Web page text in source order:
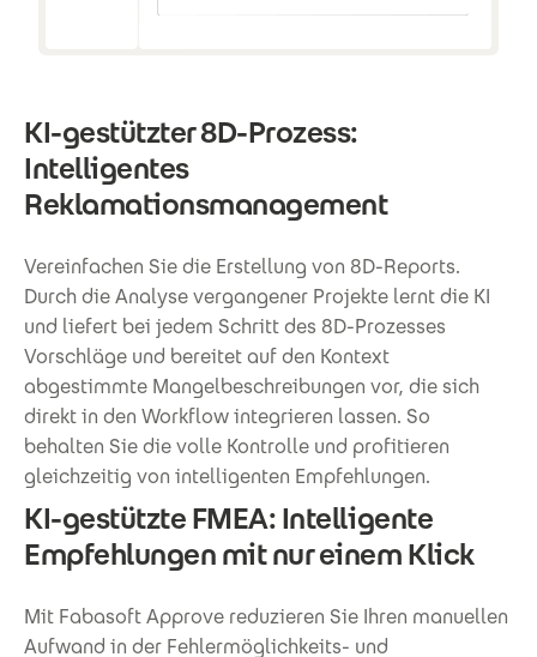
KI-gestützter 8D-Prozess:
Intelligentes
Reklamationsmanagement
Vereinfachen Sie die Erstellung von 8D-Reports.
Durch die Analyse vergangener Projekte lernt die KI
und liefert bei jedem Schritt des 8D-Prozesses
Vorschläge und bereitet auf den Kontext
abgestimmte Mangelbeschreibungen vor, die sich
direkt in den Workflow integrieren lassen. So
behalten Sie die volle Kontrolle und profitieren
gleichzeitig von intelligenten Empfehlungen.
KI-gestützte FMEA: Intelligente
Empfehlungen mit nur einem Klick
Mit Fabasoft Approve reduzieren Sie Ihren manuellen
Aufwand in der Fehlermöglichkeits- und